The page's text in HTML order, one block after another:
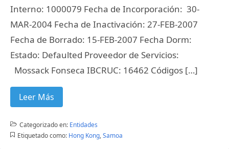
Interno: 1000079 Fecha de Incorporación: 30-
MAR-2004 Fecha de Inactivación: 27-FEB-2007
Fecha de Borrado: 15-FEB-2007 Fecha Dorm:
Estado: Defaulted Proveedor de Servicios:
Mossack Fonseca IBCRUC: 16462 Códigos […]
Leer Más
Categorizado en: Entidades
Etiquetado como: Hong Kong,Samoa